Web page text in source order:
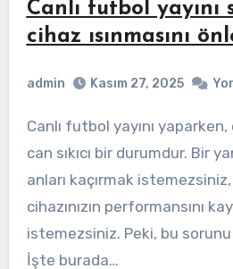
Canlı futbol yayını
cihaz ısınmasını
admin Kasım 27, 2025
Canlı futbol yayını yaparken, cihazınızın ısınması
can sıkıcı bir durumdur. Bir
anları kaçırmak
cihazınızın performansını
istemezsiniz. Peki, bu
İşte burada…